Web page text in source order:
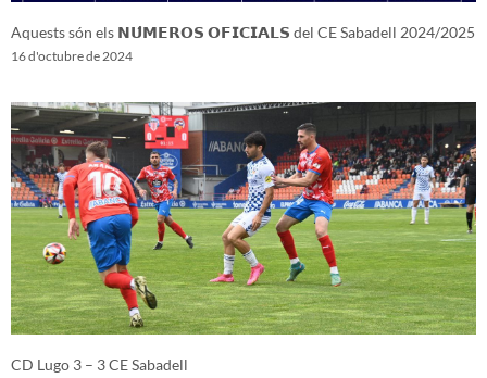
Aquests són els 𝗡𝗨́𝗠𝗘𝗥𝗢𝗦 𝗢𝗙𝗜𝗖𝗜𝗔𝗟𝗦 del CE Sabadell 2024/2025
16 d'octubre de 2024
CD Lugo 3 – 3 CE Sabadell